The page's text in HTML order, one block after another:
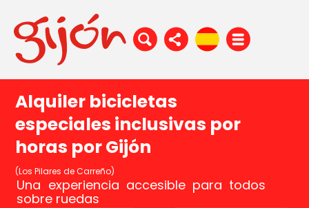
Alquiler bicicletas
especiales inclusivas por
horas por Gijón
(Los Pilares de Carreño)
Una experiencia accesible para todos
sobre ruedas